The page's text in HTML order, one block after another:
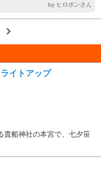
by ヒロポンさん
イトアップ
貴船神社の本宮で、七夕笹